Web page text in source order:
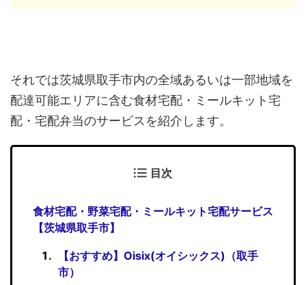
それでは茨城県取手市内の全域あるいは一部地域を
配達可能エリアに含む食材宅配・ミールキット宅
配・宅配弁当のサービスを紹介します。
目次
食材宅配・野菜宅配・ミールキット宅配サービス
【茨城県取手市】
【おすすめ】Oisix(オイシックス)（取手
市）